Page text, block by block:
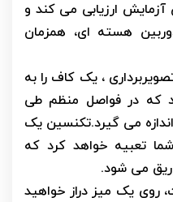
ارزیابی می کند و
هسته ای، همزمان
، یک کاف را به
که در فواصل منظم طی
می گیرد.تکنسین یک
شما تعبیه خواهد کرد که
می شود.
روی یک میز دراز خواهید